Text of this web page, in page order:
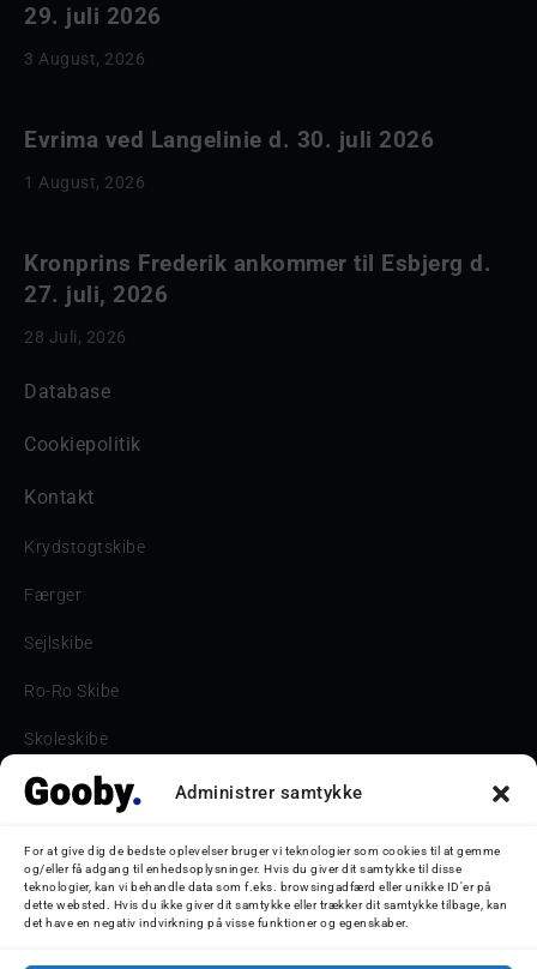
Administrer samtykke
For at give dig de bedste oplevelser bruger vi teknologier som cookies til at gemme
og/eller få adgang til enhedsoplysninger. Hvis du giver dit samtykke til disse
teknologier, kan vi behandle data som f.eks. browsingadfærd eller unikke ID'er på
dette websted. Hvis du ikke giver dit samtykke eller trækker dit samtykke tilbage, kan
det have en negativ indvirkning på visse funktioner og egenskaber.
29. juli 2026
3 August, 2026
Evrima ved Langelinie d. 30. juli 2026
1 August, 2026
Kronprins Frederik ankommer til Esbjerg d.
27. juli, 2026
28 Juli, 2026
Database
Cookiepolitik
Kontakt
Krydstogtskibe
Færger
Sejlskibe
Ro-Ro Skibe
Skoleskibe
Havne & Turbåde samt restaurantionsskibe
Bilskib
Storebæltsbroen